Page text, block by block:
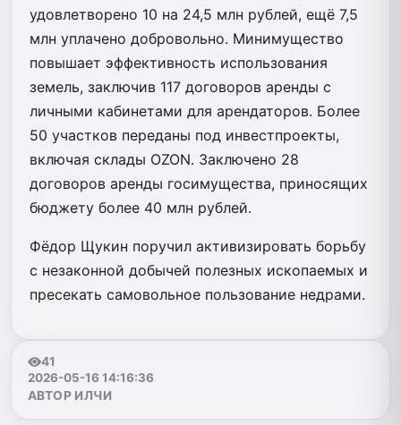
удовлетворено 10 на 24,5 млн рублей, ещё 7,5
млн уплачено добровольно. Минимущество
повышает эффективность использования
земель, заключив 117 договоров аренды с
личными кабинетами для арендаторов. Более
50 участков переданы под инвестпроекты,
включая склады OZON. Заключено 28
договоров аренды госимущества, приносящих
бюджету более 40 млн рублей.
Фёдор Щукин поручил активизировать борьбу
с незаконной добычей полезных ископаемых и
пресекать самовольное пользование недрами.
41
2026-05-16 14:16:36
АВТОР ИЛЧИ